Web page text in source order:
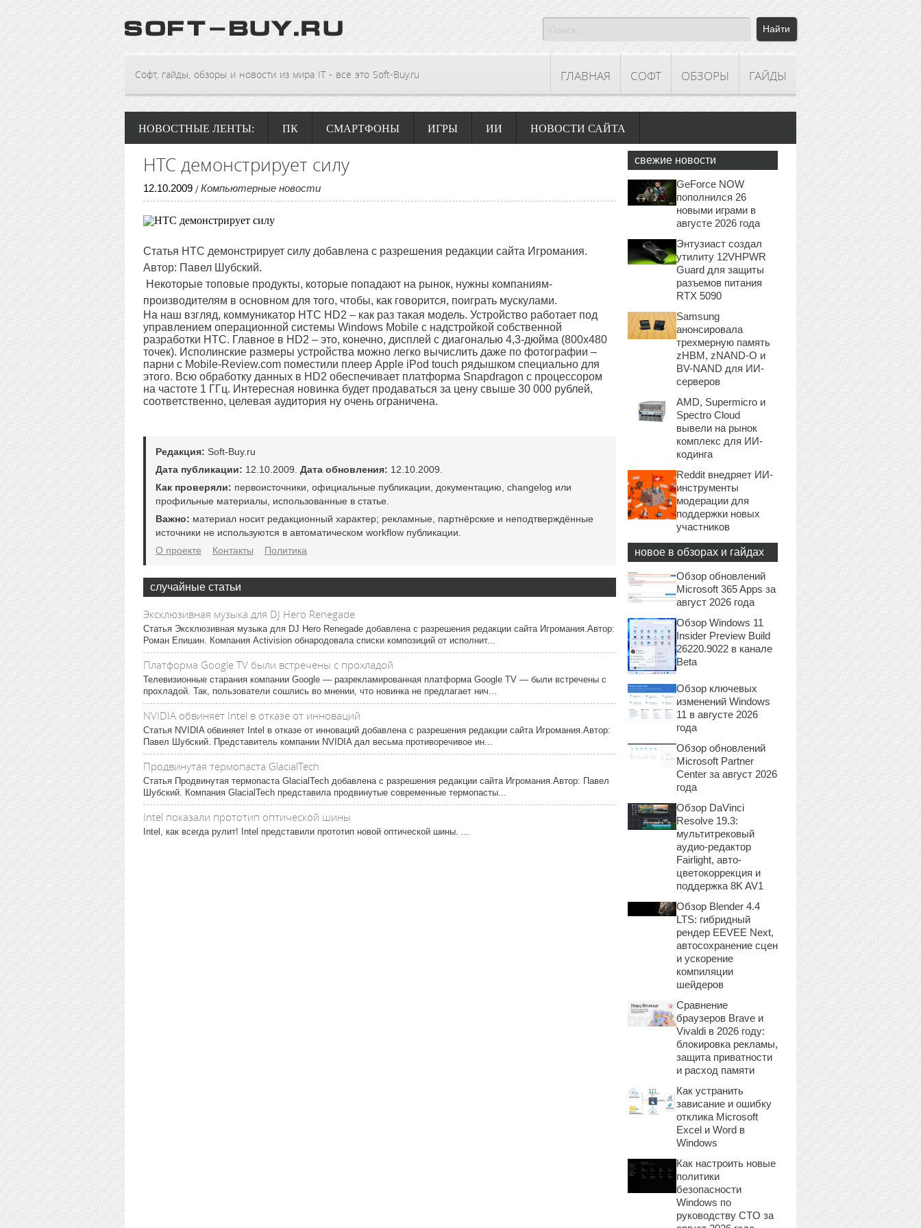
Софт, гайды, обзоры и новости из мира IT - все это Soft-Buy.ru ГЛАВНАЯ СОФТ ОБЗОРЫ ГАЙДЫ
НОВОСТНЫЕ ЛЕНТЫ: ПК СМАРТФОНЫ ИГРЫ ИИ НОВОСТИ САЙТА
HTC демонстрирует силу
12.10.2009 / Компьютерные новости
Статья HTC демонстрирует силу добавлена с разрешения редакции сайта Игромания.
Автор: Павел Шубский.
Некоторые топовые продукты, которые попадают на рынок, нужны компаниям-
производителям в основном для того, чтобы, как говорится, поиграть мускулами.
На наш взгляд, коммуникатор HTC HD2 – как раз такая модель. Устройство работает под
управлением операционной системы Windows Mobile с надстройкой собственной
разработки HTC. Главное в HD2 – это, конечно, дисплей с диагональю 4,3-дюйма (800х480
точек). Исполинские размеры устройства можно легко вычислить даже по фотографии –
парни с Mobile-Review.com поместили плеер Apple iPod touch рядышком специально для
этого. Всю обработку данных в HD2 обеспечивает платформа Snapdragon с процессором
на частоте 1 ГГц. Интересная новинка будет продаваться за цену свыше 30 000 рублей,
соответственно, целевая аудитория ну очень ограничена.
Редакция: Soft-Buy.ru
Дата публикации: 12.10.2009. Дата обновления: 12.10.2009.
Как проверяли: первоисточники, официальные публикации, документацию, changelog или
профильные материалы, использованные в статье.
Важно: материал носит редакционный характер; рекламные, партнёрские и неподтверждённые
источники не используются в автоматическом workflow публикации.
О проекте
Контакты Политика
случайные статьи
Эксклюзивная музыка для DJ Hero Renegade
Статья Эксклюзивная музыка для DJ Hero Renegade добавлена с разрешения редакции сайта Игромания.Автор:
Роман Епишин. Компания Activision обнародовала списки композиций от исполнит...
Платформа Google TV были встречены с прохладой
Телевизионные старания компании Google ― разрекламированная платформа Google TV ― были встречены с
прохладой. Так, пользователи сошлись во мнении, что новинка не предлагает нич...
NVIDIA обвиняет Intel в отказе от инноваций
Статья NVIDIA обвиняет Intel в отказе от инноваций добавлена с разрешения редакции сайта Игромания.Автор:
Павел Шубский. Представитель компании NVIDIA дал весьма противоречивое ин...
Продвинутая термопаста GlacialTech
Статья Продвинутая термопаста GlacialTech добавлена с разрешения редакции сайта Игромания.Автор: Павел
Шубский. Компания GlacialTech представила продвинутые современные термопасты...
Intel показали прототип оптической шины
Intel, как всегда рулит! Intel представили прототип новой оптической шины. ...
свежие новости
GeForce NOW
пополнился 26
новыми играми в
августе 2026 года
Энтузиаст создал
утилиту 12VHPWR
Guard для защиты
разъемов питания
RTX 5090
Samsung
анонсировала
трехмерную память
zHBM, zNAND-O и
BV-NAND для ИИ-
серверов
AMD, Supermicro и
Spectro Cloud
вывели на рынок
комплекс для ИИ-
кодинга
Reddit внедряет ИИ-
инструменты
модерации для
поддержки новых
участников
новое в обзорах и гайдах
Обзор обновлений
Microsoft 365 Apps за
август 2026 года
Обзор Windows 11
Insider Preview Build
26220.9022 в канале
Beta
Обзор ключевых
изменений Windows
11 в августе 2026
года
Обзор обновлений
Microsoft Partner
Center за август 2026
года
Обзор DaVinci
Resolve 19.3:
мультитрековый
аудио-редактор
Fairlight, авто-
цветокоррекция и
поддержка 8K AV1
Обзор Blender 4.4
LTS: гибридный
рендер EEVEE Next,
автосохранение сцен
и ускорение
компиляции
шейдеров
Сравнение
браузеров Brave и
Vivaldi в 2026 году:
блокировка рекламы,
защита приватности
и расход памяти
Как устранить
зависание и ошибку
отклика Microsoft
Excel и Word в
Windows
Как настроить новые
политики
безопасности
Windows по
руководству CTO за